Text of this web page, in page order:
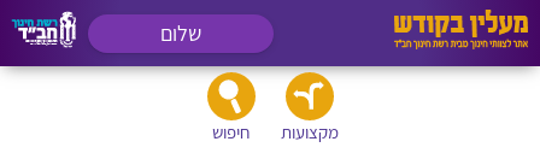
שלום
מקצועות חיפוש